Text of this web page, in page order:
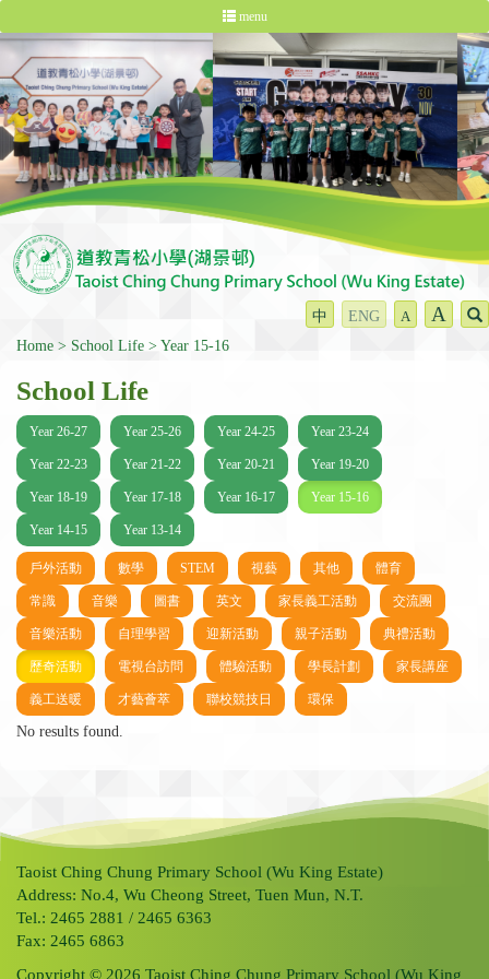
menu
中 ENG A A
Home School Life Year 15-16
School Life
Year 26-27 Year 25-26 Year 24-25 Year 23-24
Year 22-23 Year 21-22 Year 20-21 Year 19-20
Year 18-19 Year 17-18 Year 16-17 Year 15-16
Year 14-15 Year 13-14
戶外活動 數學 STEM 視藝 其他 體育
常識 音樂 圖書 英文 家長義工活動 交流團
音樂活動 自理學習 迎新活動 親子活動 典禮活動
歷奇活動 電視台訪問 體驗活動 學長計劃 家長講座
義工送暖 才藝薈萃 聯校競技日 環保
No results found.
Taoist Ching Chung Primary School (Wu King Estate)
Address: No.4, Wu Cheong Street, Tuen Mun, N.T.
Tel.: 2465 2881 / 2465 6363
Fax: 2465 6863
Copyright © 2026 Taoist Ching Chung Primary School (Wu King